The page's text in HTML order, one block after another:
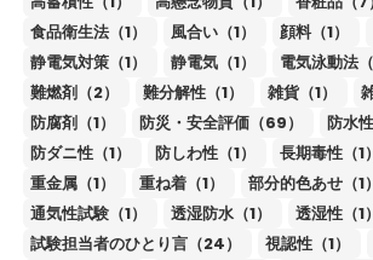
食品衛生法（1）
風合い（1） 顔料（1）
静電気対策（1）
静電気（1）
電気泳動法（
難燃剤（2）
難分解性（1） 雑貨（1）
防腐剤（1）
防災・安全評価（69）
防水性
防ダニ性（1）
防しわ性（1） 長期毒性（1）
重金属（1）
重ね着（1）
部分的色あせ（1）
通気性試験（1）
透湿防水（1） 透湿性（1）
試験担当者のひとり言（24）
視認性（1）